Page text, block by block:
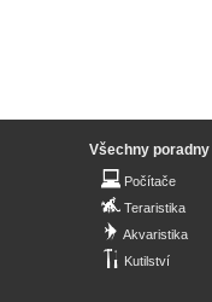
Všechny poradny
Počítače
Teraristika
Akvaristika
Kutilství